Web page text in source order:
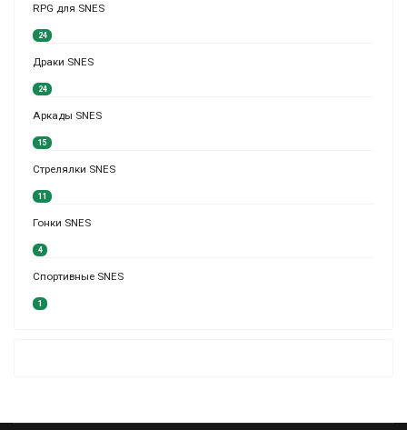
RPG для SNES
24
Драки SNES
24
Аркады SNES
15
Стрелялки SNES
11
Гонки SNES
4
Спортивные SNES
1